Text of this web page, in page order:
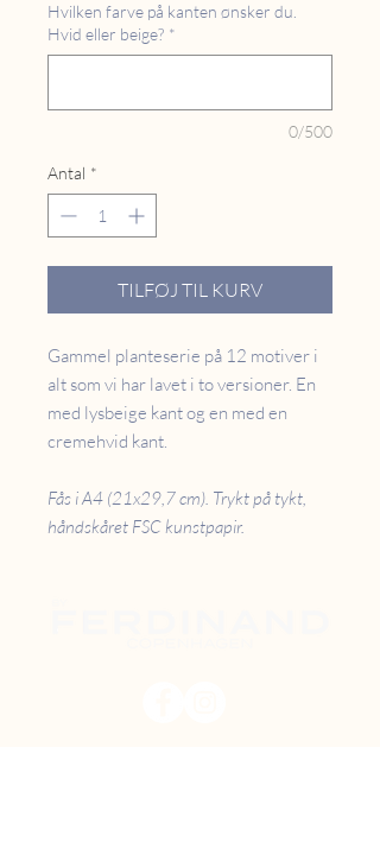
Hvilken farve på kanten ønsker du.
Hvid eller beige? *
0/500
Antal *
TILFØJ TIL KURV
Gammel planteserie på 12 motiver i
alt som vi har lavet i to versioner. En
med lysbeige kant og en med en
cremehvid kant.
Fås i A4 (21x29,7 cm). Trykt på tykt,
håndskåret FSC kunstpapir.